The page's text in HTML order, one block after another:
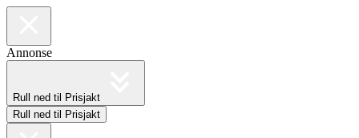
Annonse
Rull ned til Prisjakt
Rull ned til Prisjakt